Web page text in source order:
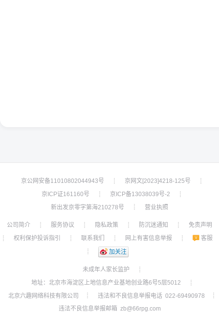
京公网安备11010802044943号 ┊ 京网文[2023]4218-125号
┊
京ICP证161160号
┊ 京ICP备13038039号-2
┊
新出发京零字第海210278号
┊ 营业执照
公司简介 ┊ 服务协议 ┊ 隐私政策 ┊ 防沉迷通知 ┊
免责声明
┊
权利保护投诉指引 ┊ 联系我们 ┊ 网上有害信息举报 ┊
客服
┊
加关注
未成年人家长监护
┊
地址：北京市海淀区上地信息产业基地创业路6号5层5012
┊
北京六趣网络科技有限公司
┊ 违法和不良信息举报电话 022-69490978
┊
违法不良信息举报邮箱 zb@66rpg.com